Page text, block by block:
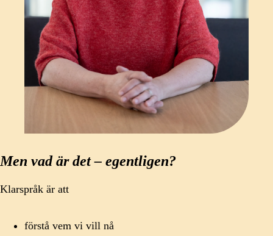
Men vad är det – egentligen?
Klarspråk är att
förstå vem vi vill nå